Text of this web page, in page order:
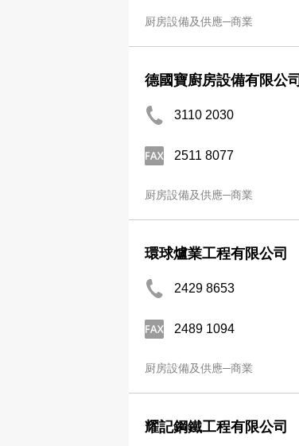
厨房設備及供應─商業
德國寶廚房設備有限公司
3110 2030
2511 8077
厨房設備及供應─商業
環球爐業工程有限公司
2429 8653
2489 1094
厨房設備及供應─商業
耀記鋼鐵工程有限公司